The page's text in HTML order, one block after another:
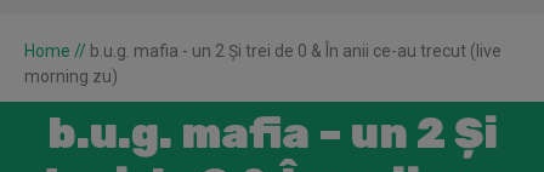
Home // b.u.g. mafia - un 2 Şi trei de 0 & În anii ce-au trecut (live
morning zu)
b.u.g. mafia – un 2 Şi